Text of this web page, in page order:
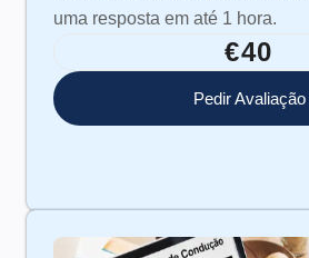
uma resposta em até 1 hora.
€40
Pedir Avaliação